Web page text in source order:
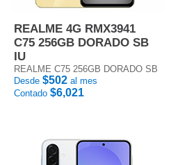
REALME 4G RMX3941
C75 256GB DORADO SB
IU
REALME C75 256GB DORADO SB
Desde $502 al mes
Contado $6,021